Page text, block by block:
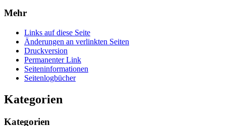
Mehr
Links auf diese Seite
Änderungen an verlinkten Seiten
Druckversion
Permanenter Link
Seiten­­informationen
Seitenlogbücher
Kategorien
Kategorien